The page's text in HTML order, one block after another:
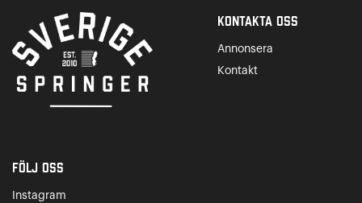
Kontakta Oss
Annonsera
Kontakt
Följ oss
Instagram